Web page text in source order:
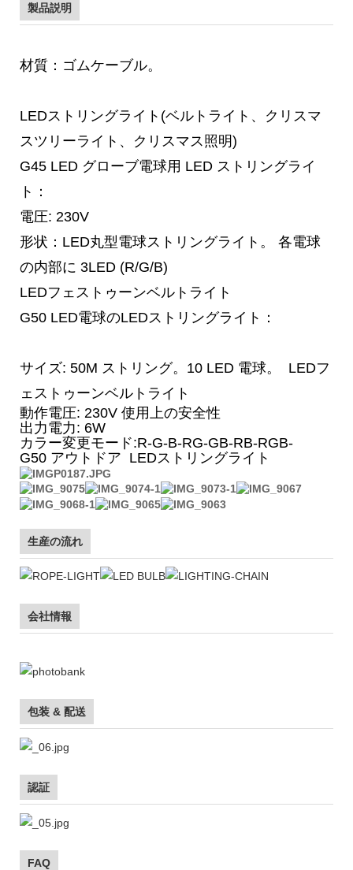
製品説明
材質：ゴムケーブル。
LEDストリングライト(ベルトライト、クリスマ
スツリーライト、クリスマス照明)
G45 LED グローブ電球用 LED ストリングライ
ト：
電圧: 230V
形状：LED丸型電球ストリングライト。 各電球
の内部に 3LED (R/G/B)
LEDフェストゥーンベルトライト
G50 LED電球のLEDストリングライト：
サイズ: 50M ストリング。10 LED 電球。 LEDフ
ェストゥーンベルトライト
動作電圧: 230V 使用上の安全性
出力電力: 6W
カラー変更モード:R-G-B-RG-GB-RB-RGB-
G50 アウトドア LEDストリングライト
生産の流れ
会社情報
包装 & 配送
認証
FAQ